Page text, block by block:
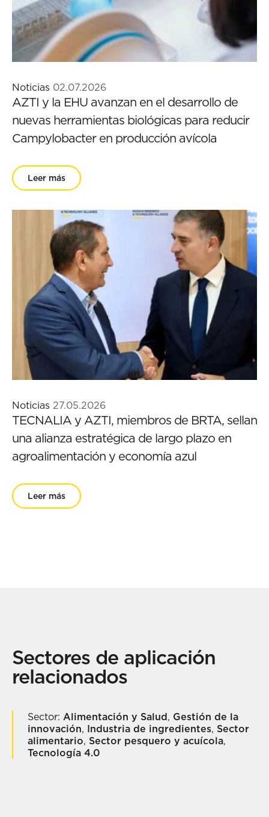
Noticias 02.07.2026
AZTI y la EHU avanzan en el desarrollo de
nuevas herramientas biológicas para reducir
Campylobacter en producción avícola
Leer más
Noticias 27.05.2026
TECNALIA y AZTI, miembros de BRTA, sellan
una alianza estratégica de largo plazo en
agroalimentación y economía azul
Leer más
Sectores de aplicación
relacionados
Sector: Alimentación y Salud, Gestión de la
innovación, Industria de ingredientes, Sector
alimentario, Sector pesquero y acuícola,
Tecnología 4.0